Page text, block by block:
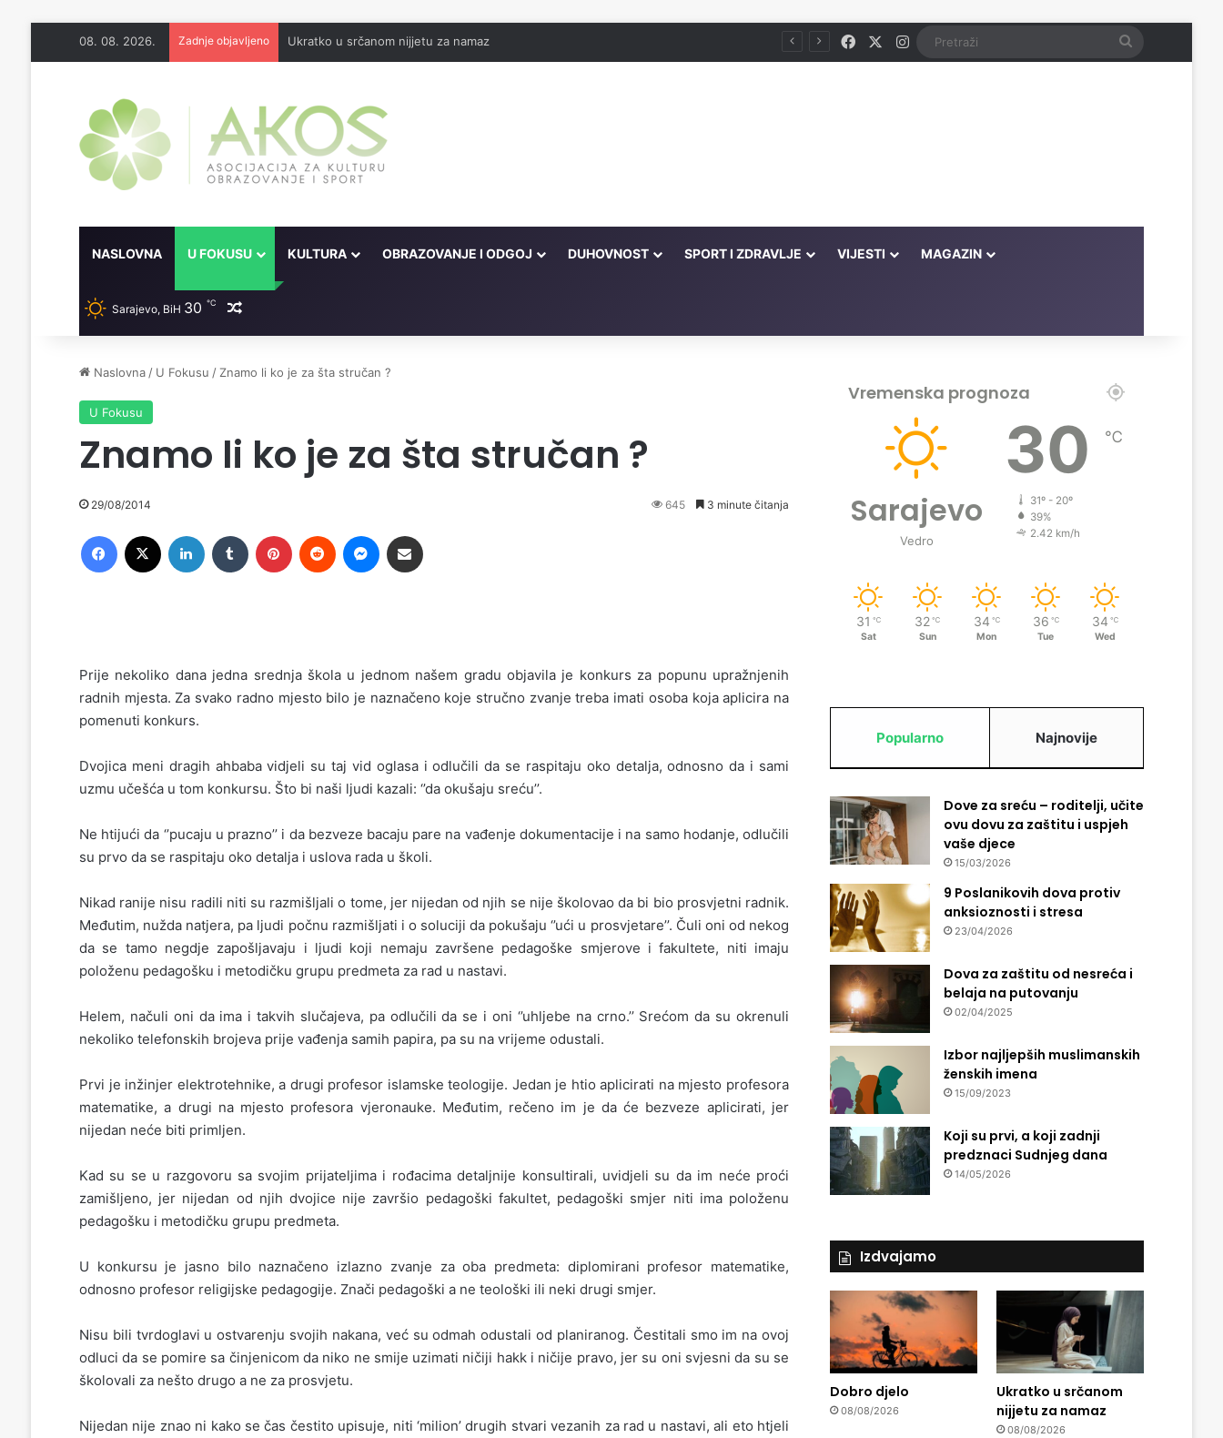
08. 08. 2026. Zadnje objavljeno Ukratko u srčanom nijjetu za namaz FacebookInstagram Pretraži
NASLOVNA U FOKUSU KULTURA OBRAZOVANJE I ODGOJ DUHOVNOST SPORT I ZDRAVLJE VIJESTI MAGAZIN
Sarajevo, BiH 30 ℃ Random članak
Naslovna / U Fokusu / Znamo li ko je za šta stručan ?
U Fokusu
Znamo li ko je za šta stručan ?
29/08/2014 645 3 minute čitanja
Prije nekoliko dana jedna srednja škola u jednom našem gradu objavila je konkurs za popunu upražnjenih
radnih mjesta. Za svako radno mjesto bilo je naznačeno koje stručno zvanje treba imati osoba koja aplicira na
pomenuti konkurs.
Dvojica meni dragih ahbaba vidjeli su taj vid oglasa i odlučili da se raspitaju oko detalja, odnosno da i sami
uzmu učešća u tom konkursu. Što bi naši ljudi kazali: ‘’da okušaju sreću’’.
Ne htijući da ‘’pucaju u prazno’’ i da bezveze bacaju pare na vađenje dokumentacije i na samo hodanje, odlučili
su prvo da se raspitaju oko detalja i uslova rada u školi.
Nikad ranije nisu radili niti su razmišljali o tome, jer nijedan od njih se nije školovao da bi bio prosvjetni radnik.
Međutim, nužda natjera, pa ljudi počnu razmišljati i o soluciji da pokušaju ‘’ući u prosvjetare’’. Čuli oni od nekog
da se tamo negdje zapošljavaju i ljudi koji nemaju završene pedagoške smjerove i fakultete, niti imaju
položenu pedagošku i metodičku grupu predmeta za rad u nastavi.
Helem, načuli oni da ima i takvih slučajeva, pa odlučili da se i oni ‘’uhljebe na crno.’’ Srećom da su okrenuli
nekoliko telefonskih brojeva prije vađenja samih papira, pa su na vrijeme odustali.
Prvi je inžinjer elektrotehnike, a drugi profesor islamske teologije. Jedan je htio aplicirati na mjesto profesora
matematike, a drugi na mjesto profesora vjeronauke. Međutim, rečeno im je da će bezveze aplicirati, jer
nijedan neće biti primljen.
Kad su se u razgovoru sa svojim prijateljima i rođacima detaljnije konsultirali, uvidjeli su da im neće proći
zamišljeno, jer nijedan od njih dvojice nije završio pedagoški fakultet, pedagoški smjer niti ima položenu
pedagošku i metodičku grupu predmeta.
U konkursu je jasno bilo naznačeno izlazno zvanje za oba predmeta: diplomirani profesor matematike,
odnosno profesor religijske pedagogije. Znači pedagoški a ne teološki ili neki drugi smjer.
Nisu bili tvrdoglavi u ostvarenju svojih nakana, već su odmah odustali od planiranog. Čestitali smo im na ovoj
odluci da se pomire sa činjenicom da niko ne smije uzimati ničiji hakk i ničije pravo, jer su oni svjesni da su se
školovali za nešto drugo a ne za prosvjetu.
Nijedan nije znao ni kako se čas čestito upisuje, niti ‘milion’ drugih stvari vezanih za rad u nastavi, ali eto htjeli
Vremenska prognoza
Sarajevo
Vedro
30 ℃
31º - 20º
39%
2.42 km/h
31 ℃
Sat
32 ℃
Sun
34 ℃
Mon
36 ℃
Tue
34 ℃
Wed
Popularno Najnovije
Dove za sreću – roditelji, učite
ovu dovu za zaštitu i uspjeh
vaše djece
15/03/2026
9 Poslanikovih dova protiv
anksioznosti i stresa
23/04/2026
Dova za zaštitu od nesreća i
belaja na putovanju
02/04/2025
Izbor najljepših muslimanskih
ženskih imena
15/09/2023
Koji su prvi, a koji zadnji
predznaci Sudnjeg dana
14/05/2026
Izdvajamo
Dobro djelo
08/08/2026
Ukratko u srčanom
nijjetu za namaz
08/08/2026